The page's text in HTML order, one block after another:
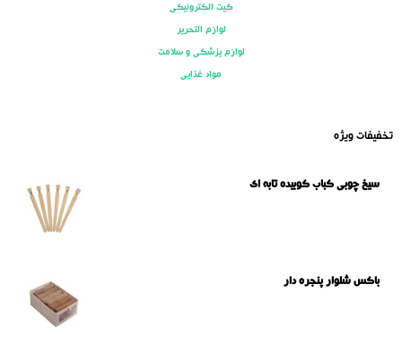
کیت الکترونیکی
لوازم التحریر
لوازم پزشکی و سلامت
مواد غذایی
تخفیفات ویژه
سیخ چوبی کباب کوبیده تابه ای
باکس شلوار پنجره دار